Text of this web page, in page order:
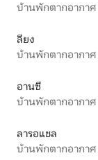
บ้านพักตากอากาศ
ลียง
บ้านพักตากอากาศ
อานซี
บ้านพักตากอากาศ
ลารอแชล
บ้านพักตากอากาศ